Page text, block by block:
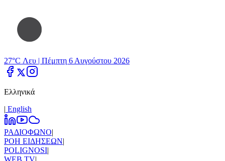
27°C Λευ | Πέμπτη 6 Αυγούστου 2026
Ελληνικά
| Εnglish
ΡΑΔΙΟΦΩΝΟ|
ΡΟΗ ΕΙΔΗΣΕΩΝ|
POLIGNOSI|
WEB TV|